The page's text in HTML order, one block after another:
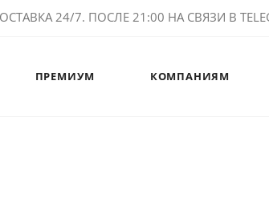
24/7. ПОСЛЕ 21:00 НА СВЯЗИ В
ПРЕМИУМ КОМПАНИЯМ